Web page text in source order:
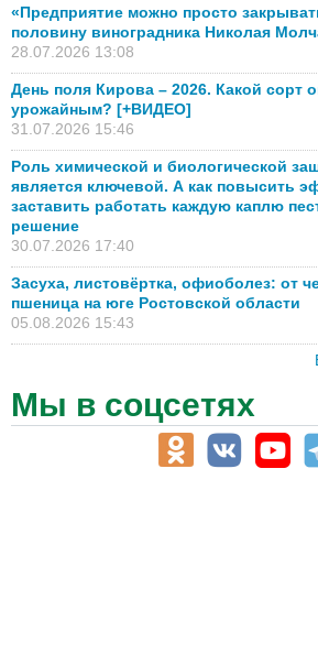
«Предприятие можно просто
половину виноградника Николая
28.07.2026 13:08
День поля Кирова – 2026. Какой сорт
урожайным? [+ВИДЕО]
31.07.2026 15:46
Роль химической и биологической
является ключевой. А как повысить
заставить работать каждую каплю
решение
30.07.2026 17:40
Засуха, листовёртка, офиоболез: от
пшеница на юге Ростовской области
05.08.2026 15:43
Мы в соцсетях